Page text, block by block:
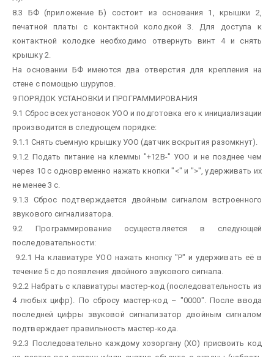
8.3 БФ (приложение Б) состоит из основания 1, крышки 2,
печатной платы с контактной колодкой 3. Для доступа к
контактной колодке необходимо отвернуть винт 4 и снять
крышку 2.
На основании БФ имеются два отверстия для крепления на
стене с помощью шурупов.
9 ПОРЯДОК УСТАНОВКИ И ПРОГРАММИРОВАНИЯ
9.1 Сброс всех установок УОО и подготовка его к инициализации
производится в следующем порядке:
9.1.1 Снять съемную крышку УОО (датчик вскрытия разомкнут).
9.1.2 Подать питание на клеммы "+12В-" УОО и не позднее чем
через 10 с одновременно нажать кнопки "<" и ">", удерживать их
не менее 3 с.
9.1.3 Сброс подтверждается двойным сигналом встроенного
звукового сигнализатора.
9.2 Программирование осуществляется в следующей
последовательности:
9.2.1 На клавиатуре УОО нажать кнопку "Р" и удерживать её в
течение 5 c до появления двойного звукового сигнала.
9.2.2 Набрать с клавиатуры мастер-код (последовательность из
4 любых цифр). По сбросу мастер-код – "0000". После ввода
последней цифры звуковой сигнализатор двойным сигналом
подтверждает правильность мастер-кода.
9.2.3 Последовательно каждому хозоргану (ХО) присвоить код